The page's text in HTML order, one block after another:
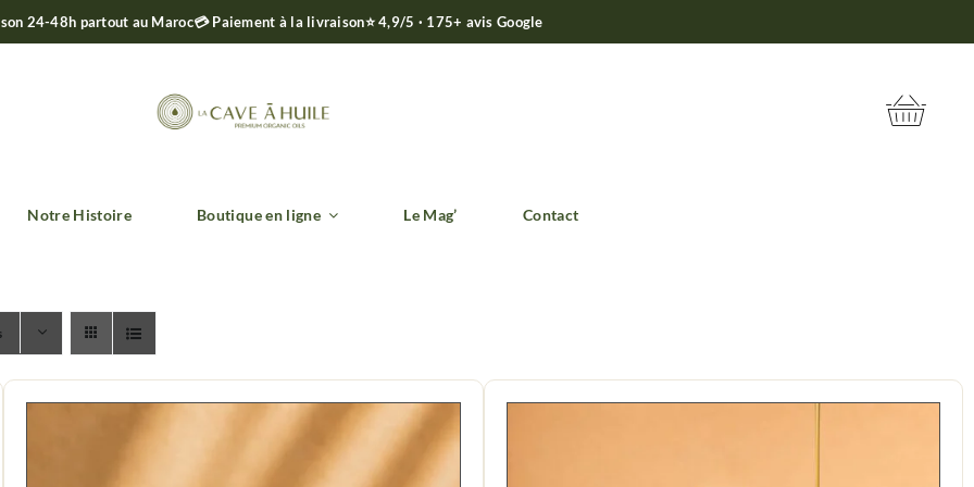
24-48h partout au Maroc💳 Paiement à la livraison⭐ 4,9/5 · 175+ avis Google
Notre Histoire Boutique en ligne Le Mag’ Contact